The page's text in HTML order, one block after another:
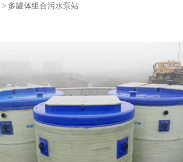
> 多罐体组合污水泵站